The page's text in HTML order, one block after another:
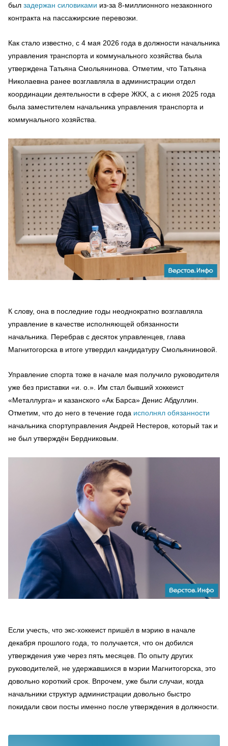
был задержан силовиками из-за 8-миллионного незаконного
контракта на пассажирские перевозки.
Как стало известно, с 4 мая 2026 года в должности начальника
управления транспорта и коммунального хозяйства была
утверждена Татьяна Смольянинова. Отметим, что Татьяна
Николаевна ранее возглавляла в администрации отдел
координации деятельности в сфере ЖКХ, а с июня 2025 года
была заместителем начальника управления транспорта и
коммунального хозяйства.
К слову, она в последние годы неоднократно возглавляла
управление в качестве исполняющей обязанности
начальника. Перебрав с десяток управленцев, глава
Магнитогорска в итоге утвердил кандидатуру Смольяниновой.
Управление спорта тоже в начале мая получило руководителя
уже без приставки «и. о.». Им стал бывший хоккеист
«Металлурга» и казанского «Ак Барса» Денис Абдуллин.
Отметим, что до него в течение года исполнял обязанности
начальника спортуправления Андрей Нестеров, который так и
не был утверждён Бердниковым.
Если учесть, что экс-хоккеист пришёл в мэрию в начале
декабря прошлого года, то получается, что он добился
утверждения уже через пять месяцев. По опыту других
руководителей, не удержавшихся в мэрии Магнитогорска, это
довольно короткий срок. Впрочем, уже были случаи, когда
начальники структур администрации довольно быстро
покидали свои посты именно после утверждения в должности.